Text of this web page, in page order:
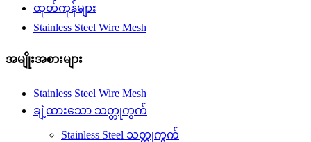
ထုတ်ကုန်များ
Stainless Steel Wire Mesh
အမျိုးအစားများ
Stainless Steel Wire Mesh
ချဲ့ထားသော သတ္တုကွက်
Stainless Steel သတ္တုကွက်